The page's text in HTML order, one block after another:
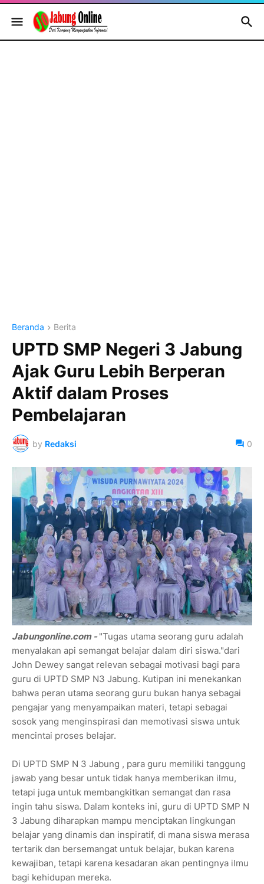
Beranda Berita
UPTD SMP Negeri 3 Jabung
Ajak Guru Lebih Berperan
Aktif dalam Proses
Pembelajaran
by Redaksi 0
Jabungonline.com - "Tugas utama seorang guru adalah
menyalakan api semangat belajar dalam diri siswa."dari
John Dewey sangat relevan sebagai motivasi bagi para
guru di UPTD SMP N3 Jabung. Kutipan ini menekankan
bahwa peran utama seorang guru bukan hanya sebagai
pengajar yang menyampaikan materi, tetapi sebagai
sosok yang menginspirasi dan memotivasi siswa untuk
mencintai proses belajar.
Di UPTD SMP N 3 Jabung , para guru memiliki tanggung
jawab yang besar untuk tidak hanya memberikan ilmu,
tetapi juga untuk membangkitkan semangat dan rasa
ingin tahu siswa. Dalam konteks ini, guru di UPTD SMP N
3 Jabung diharapkan mampu menciptakan lingkungan
belajar yang dinamis dan inspiratif, di mana siswa merasa
tertarik dan bersemangat untuk belajar, bukan karena
kewajiban, tetapi karena kesadaran akan pentingnya ilmu
bagi kehidupan mereka.